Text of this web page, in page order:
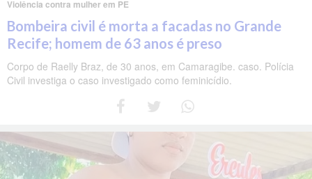
Violência contra mulher em PE
Bombeira civil é morta a facadas no Grande
Recife; homem de 63 anos é preso
Corpo de Raelly Braz, de 30 anos, em Camaragibe. caso. Polícia
Civil investiga o caso investigado como feminicídio.